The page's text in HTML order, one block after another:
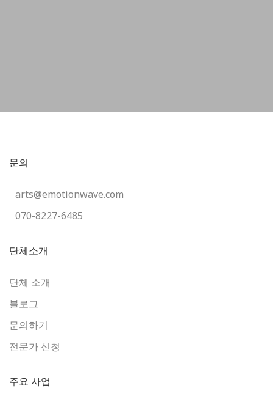
문의
arts@emotionwave.com
070-8227-6485
단체소개
단체 소개
블로그
문의하기
전문가 신청
주요 사업